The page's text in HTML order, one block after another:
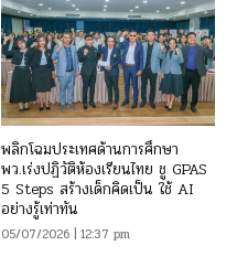
พลิกโฉมประเทศด้านการศึกษา
พว.เร่งปฏิวัติห้องเรียนไทย ชู GPAS
5 Steps สร้างเด็กคิดเป็น ใช้ AI
อย่างรู้เท่าทัน
05/07/2026 | 12:37 pm